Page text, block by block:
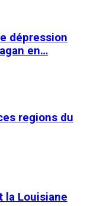
dépression
en…
regions du
la Louisiane